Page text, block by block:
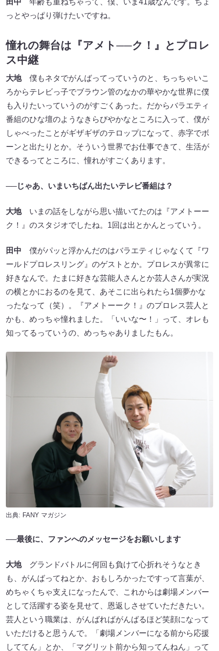
っとやっぱり弾けたいですね。
憧れの舞台は『アメト──ク！』とプロレ
ス中継
大地僕もネタでがんばってっていうのと、ちっちゃいこ
ろからテレビっ子でブラウン管のなかの華やかな世界に僕
も入りたいっていうのがすごくあった。だからバラエティ
番組のひな壇のようなきらびやかなところに入って、僕が
しゃべったことがギザギザのテロップになって、赤字でボ
ーンと出たりとか。そういう世界でお仕事できて、生活が
できるってところに、憧れがすごくあります。
──じゃあ、いまいちばん出たいテレビ番組は？
大地いまの話をしながら思い描いてたのは『アメトーー
ク！』のスタジオでしたね。1回は出とかんとっていう。
田中 僕がパッと浮かんだのはバラエティじゃなくて『ワ
ールドプロレスリング』のゲストとか。プロレスが異常に
好きなんで。たまに好きな芸能人さんとか芸人さんが実況
の横とかにおるのを見て、あそこに出られたら1個夢かな
ったなって（笑）。『アメトーーク！』のプロレス芸人と
かも、めっちゃ憧れました。「いいな〜！」って、オレも
知ってるっていうの、めっちゃありましたもん。
出典: FANY マガジン
──最後に、ファンへのメッセージをお願いします
大地グランドバトルに何回も負けて心折れそうなとき
も、がんばってねとか、おもしろかったですって言葉が、
めちゃくちゃ支えになったんで、これからは劇場メンバー
として活躍する姿を見せて、恩返しさせていただきたい。
芸人という職業は、がんばればがんばるほど笑顔になって
いただけると思うんで。「劇場メンバーになる前から応援
しててん」とか、「マグリット前から知ってんねん」って